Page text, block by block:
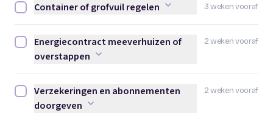
3 weken vooraf
Container of grofvuil regelen afvinken
Container of grofvuil regelen
2 weken vooraf
Energiecontract meeverhuizen of overstappen afvinken
Energiecontract meeverhuizen of
overstappen
2 weken vooraf
Verzekeringen en abonnementen doorgeven afvinken
Verzekeringen en abonnementen
doorgeven